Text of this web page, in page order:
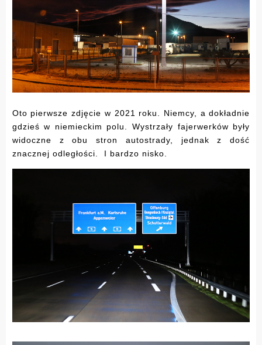
Oto pierwsze zdjęcie w 2021 roku. Niemcy, a dokładnie
gdzieś w niemieckim polu. Wystrzały fajerwerków były
widoczne z obu stron autostrady, jednak z dość
znacznej odległości. I bardzo nisko.